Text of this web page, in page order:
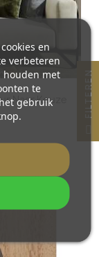
Naar Keuze
en
verbeteren
houden met
te
gebruik
N